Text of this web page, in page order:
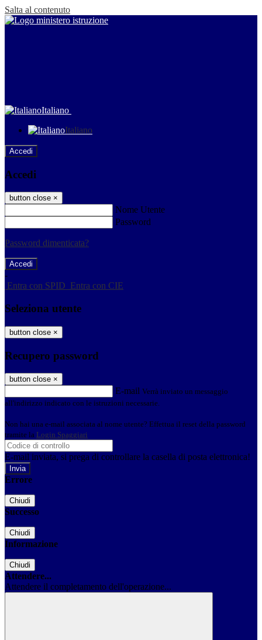
Salta al contenuto
Italiano
Italiano
Accedi
Accedi
button close ×
Nome Utente
Password
Password dimenticata?
-
Entra con SPID Entra con CIE
Seleziona utente
button close ×
Recupero password
button close ×
E-mail Verrà inviato un messaggio
all'indirizzo indicato con le istruzioni necessarie.
Non hai una e-mail associata al nome utente? Effettua il reset della password
tramite la Login Spaggiari
E-mail inviata, si prega di controllare la casella di posta elettronica!
Errore
Chiudi
Successo
Chiudi
Informazione
Chiudi
Attendere...
Attendere il completamento dell'operazione...